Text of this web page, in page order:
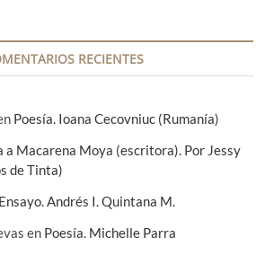
RECIENTES
Poesía. Ioana Cecovniuc (Rumanía)
a Macarena Moya (escritora). Por Jessy
de Tinta)
Ensayo. Andrés I. Quintana M.
en Poesía. Michelle Parra